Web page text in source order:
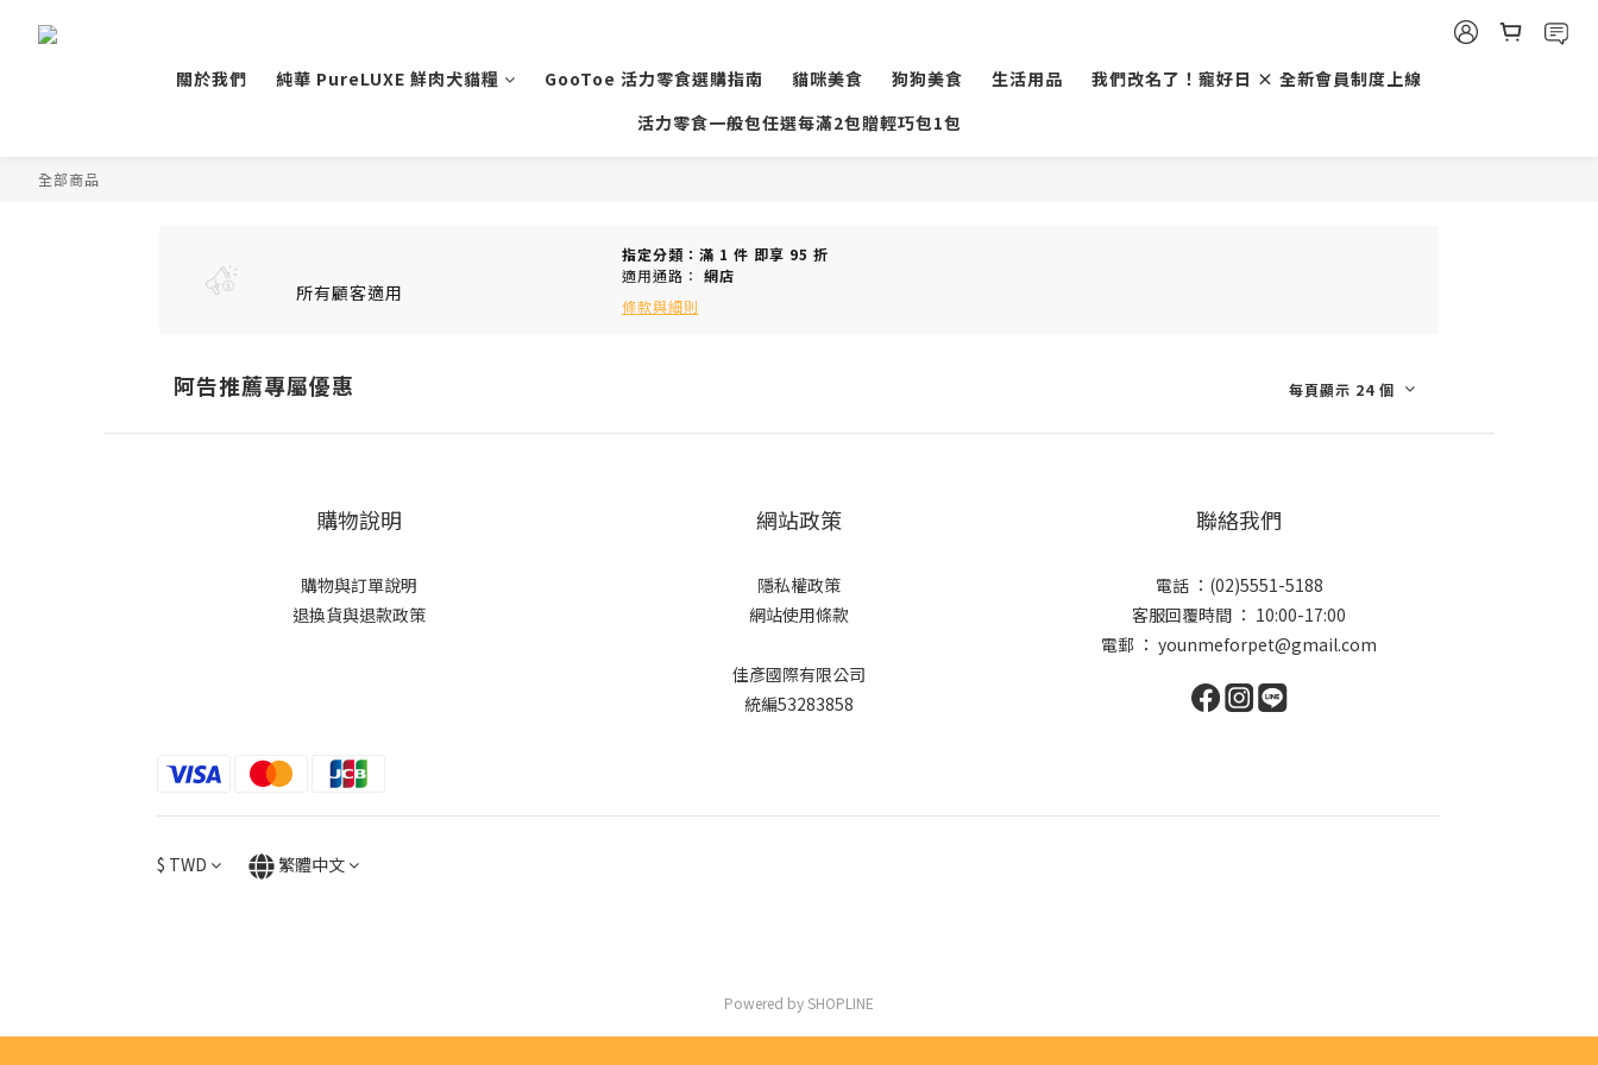
關於我們 純華 PureLUXE 鮮肉犬貓糧 GooToe 活力零食選購指南 貓咪美食 狗狗美食 生活用品
我們改名了！寵好日 × 全新會員制度上線
活力零食一般包任選每滿2包贈輕巧包1包
全部商品
所有顧客適用
指定分類：滿 1 件 即享 95 折
適用通路： 網店
條款與細則
阿告推薦專屬優惠 每頁顯示 24 個
購物說明
購物與訂單說明
退換貨與退款政策
網站政策
隱私權政策
網站使用條款
佳彥國際有限公司
統編53283858
聯絡我們
電話 ：(02)5551-5188
客服回覆時間 ： 10:00-17:00
電郵 ： younmeforpet@gmail.com
$ TWD 繁體中文
Powered by SHOPLINE